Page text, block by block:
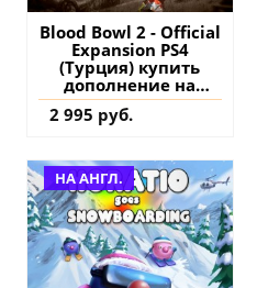
Blood Bowl 2 - Official
Expansion PS4
(Турция) купить
дополнение на
аккаунт
2 995 руб.
НА АНГЛ.